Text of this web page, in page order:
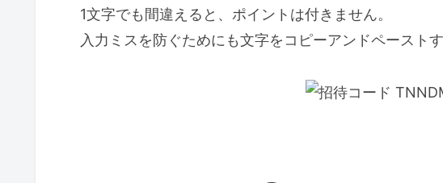
1文字でも間違えると、ポイントは付きません。
入力ミスを防ぐためにも文字をコピーアンドペースト